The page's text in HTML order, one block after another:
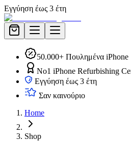
Εγγύηση έως 3 έτη
50.000+ Πουλημένα iPhone
No1 iPhone Refurbishing
Εγγύηση έως 3 έτη
Σαν καινούριο
Home
Shop